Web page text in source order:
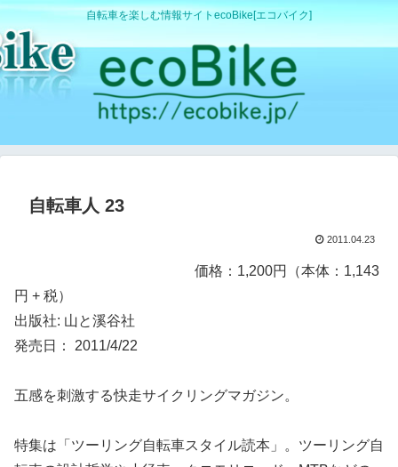
自転車を楽しむ情報サイトecoBike[エコバイク]
自転車人 23
2011.04.23
価格：1,200円（本体：1,143
円 + 税）
出版社: 山と溪谷社
発売日： 2011/4/22
五感を刺激する快走サイクリングマガジン。
特集は「ツーリング自転車スタイル読本」。ツーリング自